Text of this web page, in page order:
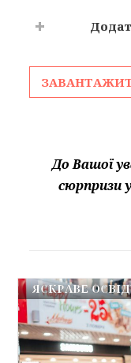
До Вашої
сюрпризи
ЯСКРАВЕ